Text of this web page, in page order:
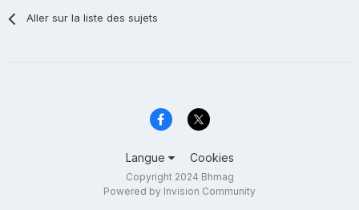
Aller sur la liste des sujets
Langue Cookies
Copyright 2024 Bhmag
Powered by Invision Community